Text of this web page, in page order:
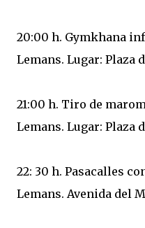
20:00 h. Gymkhana
Lemans. Lugar: Plaza
21:00 h. Tiro de
Lemans. Lugar: Plaza
22: 30 h. Pasacalles
Lemans. Avenida del